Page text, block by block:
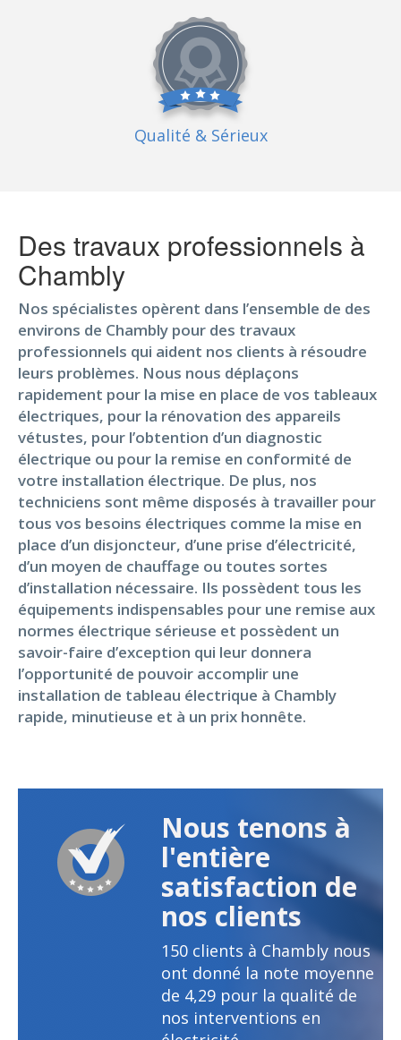
Qualité & Sérieux
Des travaux professionnels à
Chambly
Nos spécialistes opèrent dans l’ensemble de des
environs de Chambly pour des travaux
professionnels qui aident nos clients à résoudre
leurs problèmes. Nous nous déplaçons
rapidement pour la mise en place de vos tableaux
électriques, pour la rénovation des appareils
vétustes, pour l’obtention d’un diagnostic
électrique ou pour la remise en conformité de
votre installation électrique. De plus, nos
techniciens sont même disposés à travailler pour
tous vos besoins électriques comme la mise en
place d’un disjoncteur, d’une prise d’électricité,
d’un moyen de chauffage ou toutes sortes
d’installation nécessaire. Ils possèdent tous les
équipements indispensables pour une remise aux
normes électrique sérieuse et possèdent un
savoir-faire d’exception qui leur donnera
l’opportunité de pouvoir accomplir une
installation de tableau électrique à Chambly
rapide, minutieuse et à un prix honnête.
Nous tenons à
l'entière
satisfaction de
nos clients
150 clients à Chambly nous
ont donné la note moyenne
de 4,29 pour la qualité de
nos interventions en